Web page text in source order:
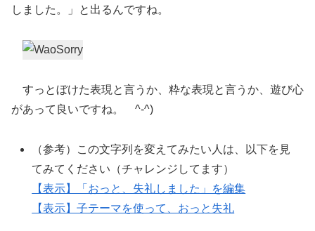
しました。」と出るんですね。
すっとぼけた表現と言うか、粋な表現と言うか、遊び心
があって良いですね。 ^-^)
（参考）この文字列を変えてみたい人は、以下を見
てみてください（チャレンジしてます）
【表示】「おっと、失礼しました」を編集
【表示】子テーマを使って、おっと失礼